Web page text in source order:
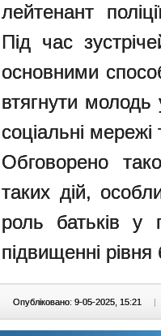
лейтенант
Під час
основними
втягнути молодь
соціальні
Обговорено
таких дій,
роль батьків у
підвищенні рівня
Опубліковано: 9-05-2025, 15:21 |